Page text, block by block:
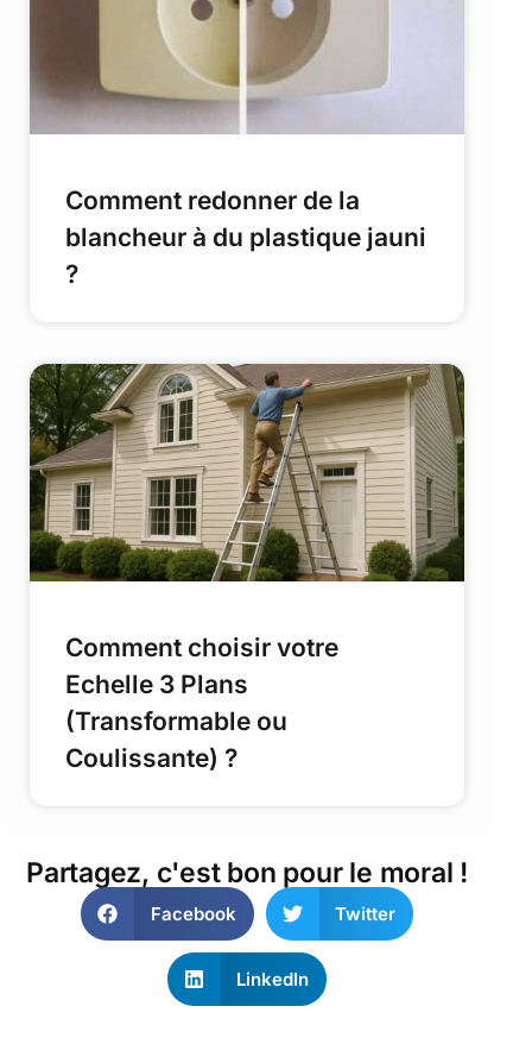
Comment redonner de la
blancheur à du plastique jauni
?
Comment choisir votre
Echelle 3 Plans
(Transformable ou
Coulissante) ?
Partagez, c'est bon pour le moral !
Facebook Twitter
LinkedIn